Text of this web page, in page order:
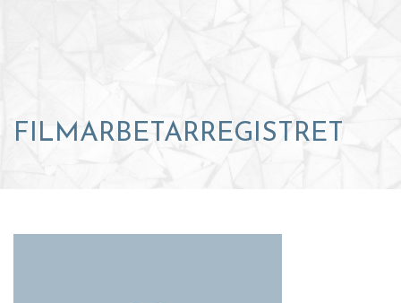
FILMARBETARREGISTRET